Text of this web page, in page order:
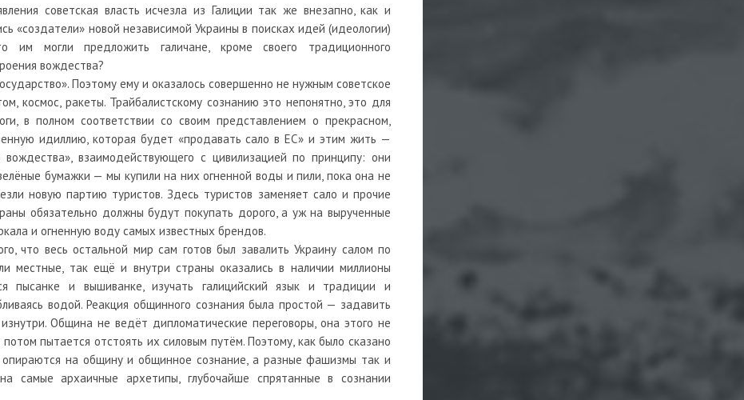
советская власть исчезла из Галиции так же внезапно, как и
«создатели» новой независимой Украины в поисках идей (идеологии)
им могли предложить галичане, кроме своего традиционного
вождества?
Поэтому ему и оказалось совершенно не нужным советское
космос, ракеты. Трайбалистскому сознанию это непонятно, это для
в полном соответствии со своим представлением о прекрасном,
идиллию, которая будет «продавать сало в ЕС» и этим жить —
вождества», взаимодействующего с цивилизацией по принципу: они
бумажки — мы купили на них огненной воды и пили, пока она не
новую партию туристов. Здесь туристов заменяет сало и прочие
обязательно должны будут покупать дорого, а уж на вырученные
и огненную воду самых известных брендов.
что весь остальной мир сам готов был завалить Украину салом по
местные, так ещё и внутри страны оказались в наличии миллионы
пысанке и вышиванке, изучать галицийский язык и традиции и
водой. Реакция общинного сознания была простой — задавить
Община не ведёт дипломатические переговоры, она этого не
пытается отстоять их силовым путём. Поэтому, как было сказано
на общину и общинное сознание, а разные фашизмы так и
самые архаичные архетипы, глубочайше спрятанные в сознании